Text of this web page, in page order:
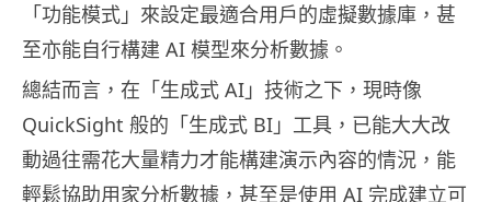
「功能模式」來設定最適合用戶的虛擬數據庫，甚
至亦能自行構建 AI 模型來分析數據。
總結而言，在「生成式 AI」技術之下，現時像
QuickSight 般的「生成式 BI」工具，已能大大改
動過往需花大量精力才能構建演示內容的情況，能
輕鬆協助用家分析數據，甚至是使用 AI 完成建立可